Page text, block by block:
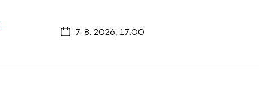
7. 8. 2026, 17:00